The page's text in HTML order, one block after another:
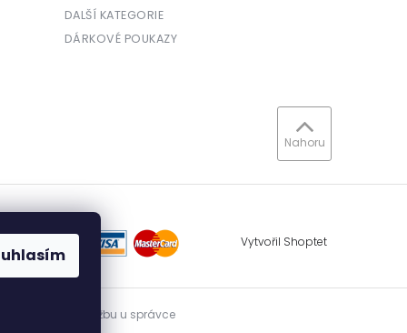
DALŠÍ KATEGORIE
DÁRKOVÉ POUKAZY
Vytvořil Shoptet
Nahoru
přijatou tržbu u správce